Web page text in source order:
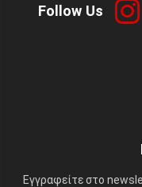
Follow Us
Εγγραφείτε στο